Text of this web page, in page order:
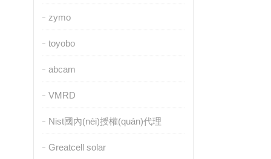
zymo
toyobo
abcam
VMRD
Nist國內(nèi)授權(quán)代理
Greatcell solar